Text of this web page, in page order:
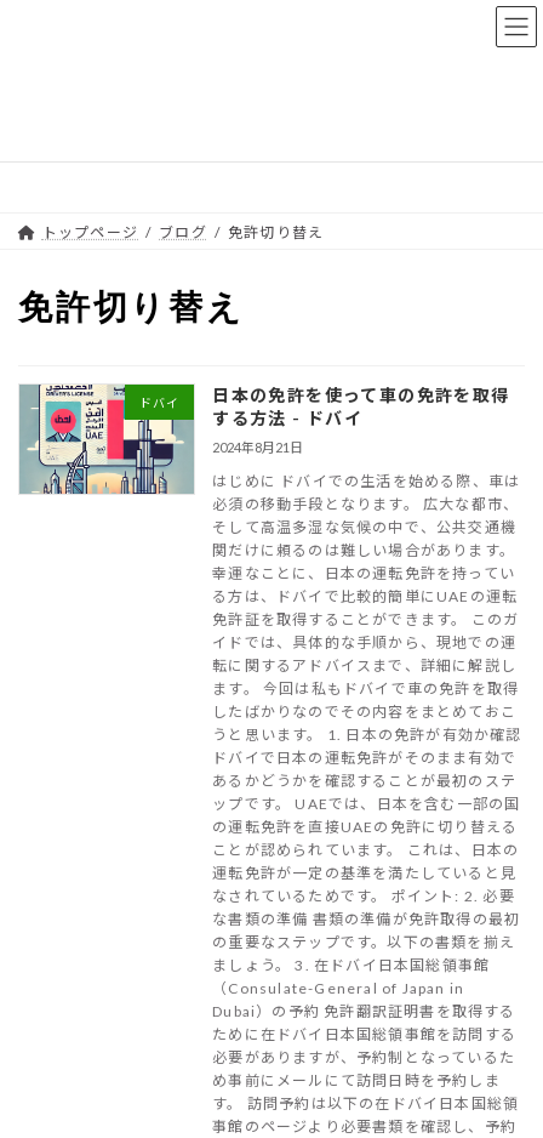
トップページ ブログ 免許切り替え
免許切り替え
ドバイ
日本の免許を使って車の免許を取得
する方法 - ドバイ
2024年8月21日
はじめに ドバイでの生活を始める際、車は
必須の移動手段となります。 広大な都市、
そして高温多湿な気候の中で、公共交通機
関だけに頼るのは難しい場合があります。
幸運なことに、日本の運転免許を持ってい
る方は、ドバイで比較的簡単にUAEの運転
免許証を取得することができます。 このガ
イドでは、具体的な手順から、現地での運
転に関するアドバイスまで、詳細に解説し
ます。 今回は私もドバイで車の免許を取得
したばかりなのでその内容をまとめておこ
うと思います。 1. 日本の免許が有効か確認
ドバイで日本の運転免許がそのまま有効で
あるかどうかを確認することが最初のステ
ップです。 UAEでは、日本を含む一部の国
の運転免許を直接UAEの免許に切り替える
ことが認められています。 これは、日本の
運転免許が一定の基準を満たしていると見
なされているためです。 ポイント: 2. 必要
な書類の準備 書類の準備が免許取得の最初
の重要なステップです。以下の書類を揃え
ましょう。 3. 在ドバイ日本国総領事館
（Consulate-General of Japan in
Dubai）の予約 免許翻訳証明書を取得する
ために在ドバイ日本国総領事館を訪問する
必要がありますが、予約制となっているた
め事前にメールにて訪問日時を予約しま
す。 訪問予約は以下の在ドバイ日本国総領
事館のページより必要書類を確認し、予約